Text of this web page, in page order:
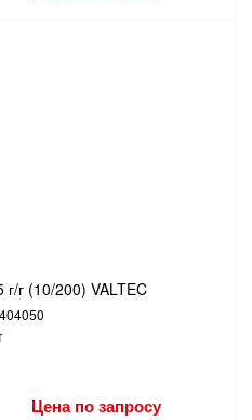
г (10/200) VALTEC
Цена по запросу